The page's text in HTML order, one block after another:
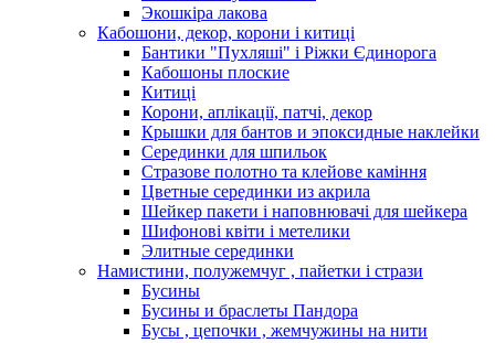
Экошкiра лакова
Кабошони, декор, корони і китиці
Бантики "Пухляші" і Ріжки Єдинорога
Кабошоны плоские
Китиці
Корони, аплікації, патчі, декор
Крышки для бантов и эпоксидные наклейки
Серединки для шпильок
Стразове полотно та клейове каміння
Цветные серединки из акрила
Шейкер пакети і наповнювачі для шейкера
Шифонові квіти і метелики
Элитные серединки
Намистини, полужемчуг , пайетки і стрази
Бусины
Бусины и браслеты Пандора
Бусы , цепочки , жемчужины на нити